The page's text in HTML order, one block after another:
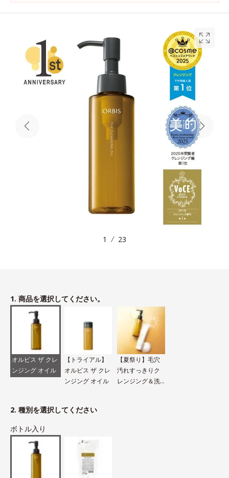
1 23
1. 商品を選択してください。
オルビス ザ クレ
ンジング オイル
【トライアル】
オルビス ザ クレ
ンジング オイル
【夏祭り】毛穴
汚れすっきりク
レンジング＆洗
2. 種別を選択してください
ボトル入り